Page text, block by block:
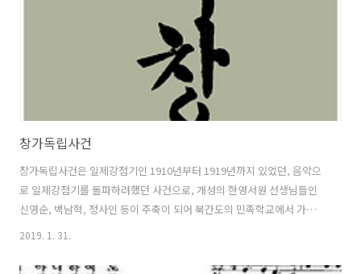
심의 두루미회, 유기홍 중심의 녹성동요회, 경성..
창가독립사건
창가독립사건은 일제강점기인 1910년부터 1919년까지 있었던, 음악으
로 일제강점기를 돌파하려했던 사건으로, 개성의 한영서원 선생님들인
신영순, 백남혁, 정사인 등이 주축이 되어 북간도의 민족학교에서 가져온
창가집들을 모아 새로운 창가집을 만들고 보급, 교육했던 운동이다. 이들
로 창가집을 발행해 방학동안 전국의 음악반 책임자, 음악선생님들을 교
2019. 1. 31.